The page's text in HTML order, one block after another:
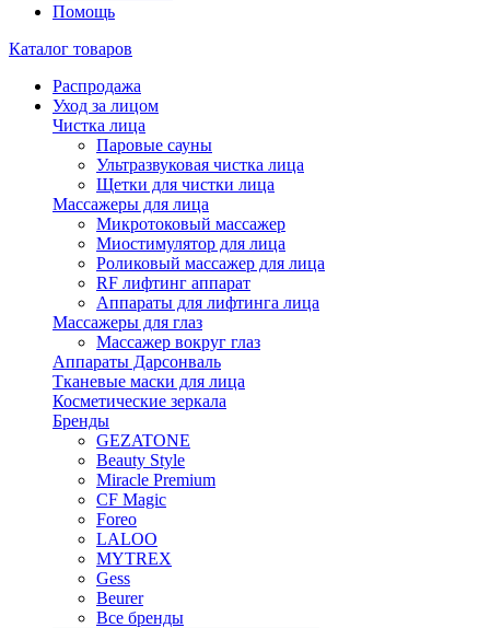
Помощь
Каталог товаров
Распродажа
Уход за лицом
Чистка лица
Паровые сауны
Ультразвуковая чистка лица
Щетки для чистки лица
Массажеры для лица
Микротоковый массажер
Миостимулятор для лица
Роликовый массажер для лица
RF лифтинг аппарат
Аппараты для лифтинга лица
Массажеры для глаз
Массажер вокруг глаз
Аппараты Дарсонваль
Тканевые маски для лица
Косметические зеркала
Бренды
GEZATONE
Beauty Style
Miracle Premium
CF Magic
Foreo
LALOO
MYTREX
Gess
Beurer
Все бренды